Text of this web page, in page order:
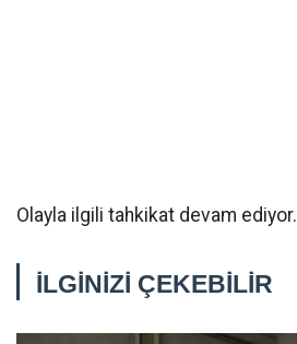
Olayla ilgili tahkikat devam ediyor.